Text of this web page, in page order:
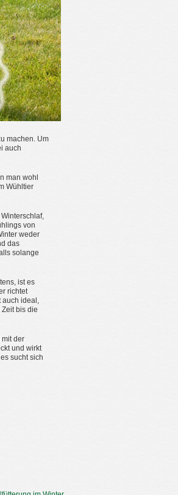
machen. Um
auch
man wohl
Wühltier
von
weder
das
solange
ist es
richtet
auch ideal,
bis die
der
und wirkt
sucht sich